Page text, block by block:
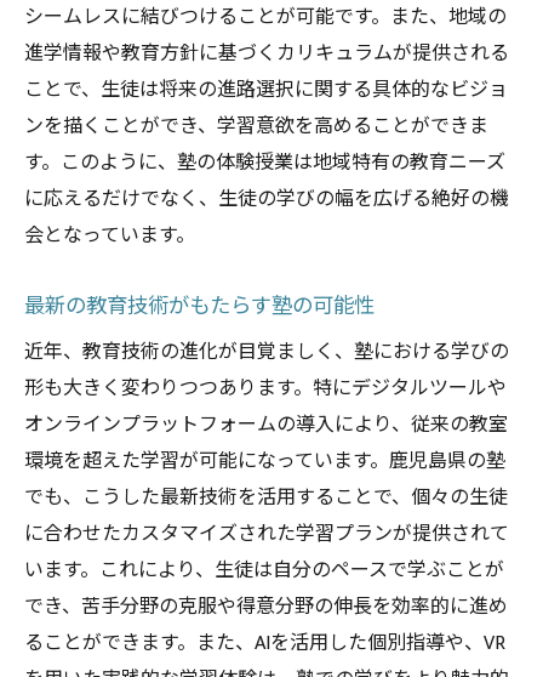
学びの幅を広げる多様な科目
鹿児島県の塾の体験授業が学びの未来をどう変
えるか
未来を見据えた教育プラン
グローバル人材育成の基盤
地域と世界をつなぐ学び
持続可能な学びの実現
新しい教育の在り方を模索する
塾での体験授業が提供する柔軟な学びの形
オンラインとオフラインのハイブリッド学
習
スケジュールに柔軟な授業設定
異なるペースで学ぶことの重要性
多様な学習資源の活用法
学びの壁を越えるための支援
生徒のニーズに応じたカスタマイズ授業
シームレスに結びつけることが可能です。また、地域の
進学情報や教育方針に基づくカリキュラムが提供される
ことで、生徒は将来の進路選択に関する具体的なビジョ
ンを描くことができ、学習意欲を高めることができま
す。このように、塾の体験授業は地域特有の教育ニーズ
に応えるだけでなく、生徒の学びの幅を広げる絶好の機
会となっています。
最新の教育技術がもたらす塾の可能性
近年、教育技術の進化が目覚ましく、塾における学びの
形も大きく変わりつつあります。特にデジタルツールや
オンラインプラットフォームの導入により、従来の教室
環境を超えた学習が可能になっています。鹿児島県の塾
でも、こうした最新技術を活用することで、個々の生徒
に合わせたカスタマイズされた学習プランが提供されて
います。これにより、生徒は自分のペースで学ぶことが
でき、苦手分野の克服や得意分野の伸長を効率的に進め
ることができます。また、AIを活用した個別指導や、VR